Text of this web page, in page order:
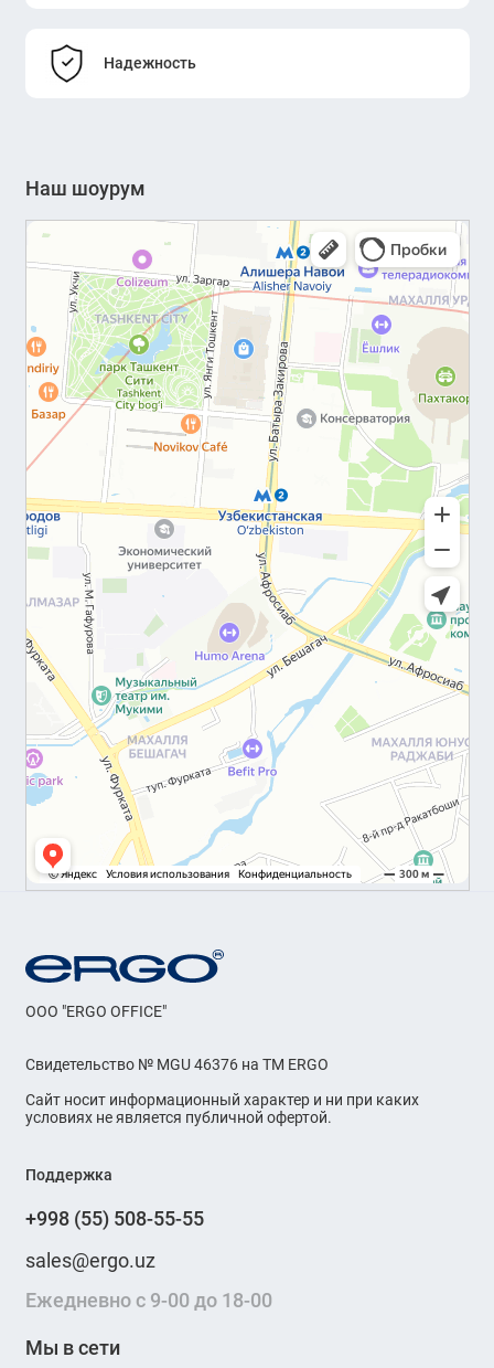
Надежность
Наш шоурум
OOO "ERGO OFFICE"
Свидетельство № MGU 46376 на ТМ ERGO
Сайт носит информационный характер и ни при каких
условиях не является публичной офертой.
Поддержка
+998 (55) 508-55-55
sales@ergo.uz
Ежедневно с 9-00 до 18-00
Мы в сети